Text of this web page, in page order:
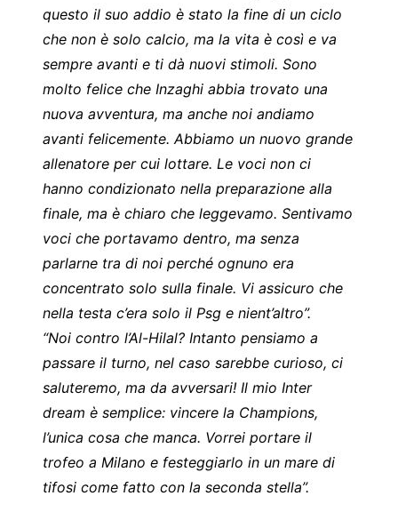
questo il suo addio è stato la fine di un ciclo
che non è solo calcio, ma la vita è così e va
sempre avanti e ti dà nuovi stimoli. Sono
molto felice che Inzaghi abbia trovato una
nuova avventura, ma anche noi andiamo
avanti felicemente. Abbiamo un nuovo grande
allenatore per cui lottare. Le voci non ci
hanno condizionato nella preparazione alla
finale, ma è chiaro che leggevamo. Sentivamo
voci che portavamo dentro, ma senza
parlarne tra di noi perché ognuno era
concentrato solo sulla finale. Vi assicuro che
nella testa c’era solo il Psg e nient’altro”.
“Noi contro l’Al-Hilal? Intanto pensiamo a
passare il turno, nel caso sarebbe curioso, ci
saluteremo, ma da avversari! Il mio Inter
dream è semplice: vincere la Champions,
l’unica cosa che manca. Vorrei portare il
trofeo a Milano e festeggiarlo in un mare di
tifosi come fatto con la seconda stella”.